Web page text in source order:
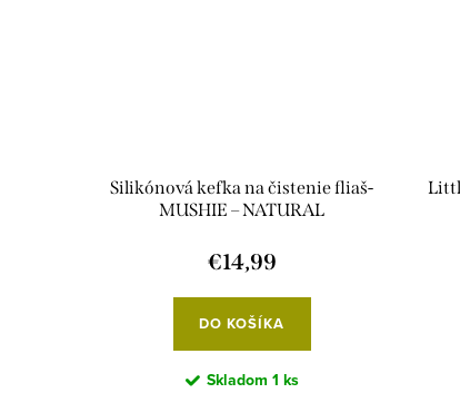
Silikónová kefka na čistenie fliaš-
MUSHIE – NATURAL
€14,99
DO KOŠÍKA
Skladom 1 ks